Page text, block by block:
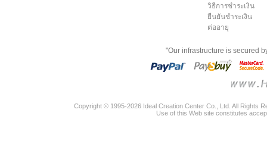
วิธีการชำระเงิน
ยืนยันชำระเงิน
ต่ออายุ
"Our infrastructure is secured
Copyright © 1995-2026 Ideal Creation Center Co., Ltd. All Rights
Use of this Web site constitutes